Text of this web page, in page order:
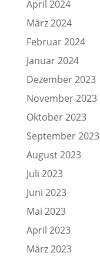
April 2024
März 2024
Februar 2024
Januar 2024
Dezember 2023
November 2023
Oktober 2023
September 2023
August 2023
Juli 2023
Juni 2023
Mai 2023
April 2023
März 2023